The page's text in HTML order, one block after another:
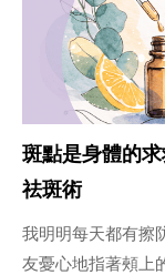
斑點是身體的
祛斑術
我明明每天都有擦
友憂心地指著頰上